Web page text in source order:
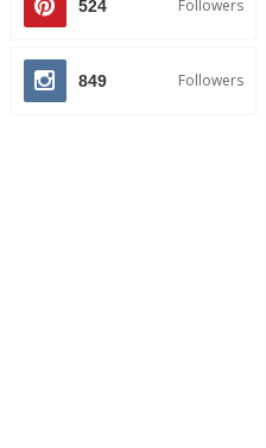
524 Followers
849 Followers